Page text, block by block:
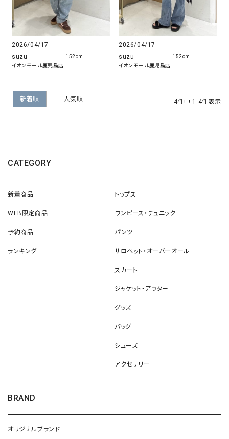
2026/04/17
suzu
イオンモール鹿児島店
152cm
2026/04/17
suzu
イオンモール鹿児島店
152cm
新着順 人気順 4件中 1 -4件表示
CATEGORY
新着商品
WEB限定商品
予約商品
ランキング
トップス
ワンピース・チュニック
パンツ
サロペット・オーバーオール
スカート
ジャケット・アウター
グッズ
バッグ
シューズ
アクセサリー
BRAND
オリジナルブランド